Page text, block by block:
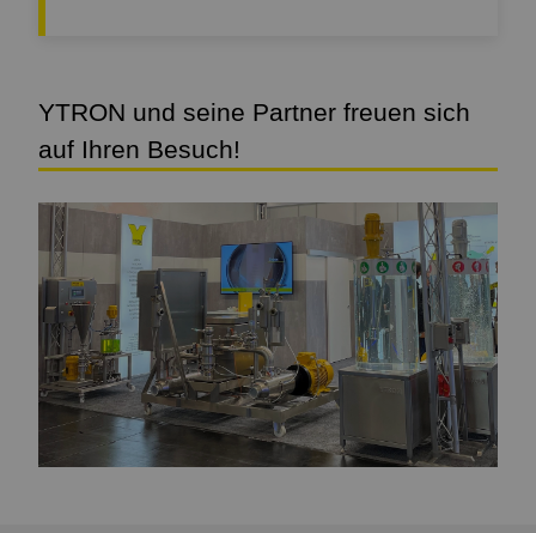
YTRON und seine Partner freuen sich
auf Ihren Besuch!